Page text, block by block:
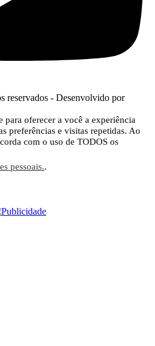
reservados - Desenvolvido por
para oferecer a você a experiência
preferências e visitas repetidas. Ao
com o uso de TODOS os
pessoais..